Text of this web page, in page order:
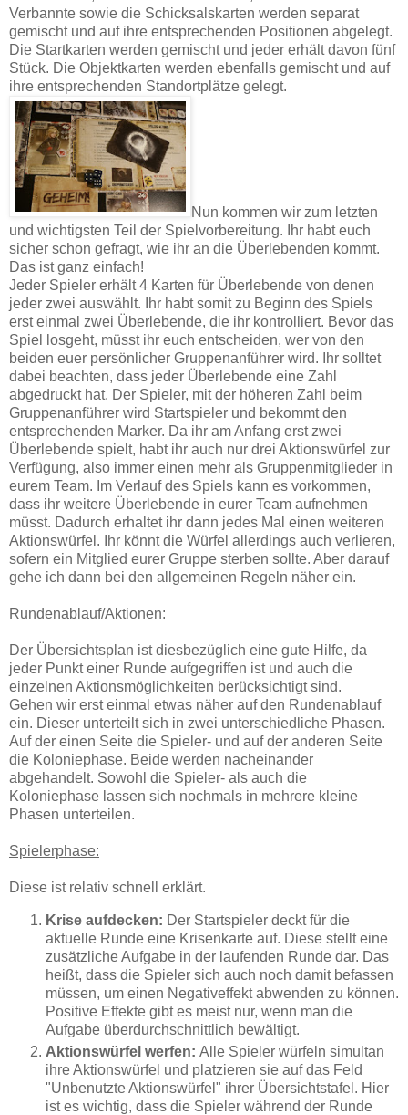
Verbannte sowie die Schicksalskarten werden separat
gemischt und auf ihre entsprechenden Positionen abgelegt.
Die Startkarten werden gemischt und jeder erhält davon fünf
Stück. Die Objektkarten werden ebenfalls gemischt und auf
ihre entsprechenden Standortplätze gelegt.
Nun kommen wir zum letzten
und wichtigsten Teil der Spielvorbereitung. Ihr habt euch
sicher schon gefragt, wie ihr an die Überlebenden kommt.
Das ist ganz einfach!
Jeder Spieler erhält 4 Karten für Überlebende von denen
jeder zwei auswählt. Ihr habt somit zu Beginn des Spiels
erst einmal zwei Überlebende, die ihr kontrolliert. Bevor das
Spiel losgeht, müsst ihr euch entscheiden, wer von den
beiden euer persönlicher Gruppenanführer wird. Ihr solltet
dabei beachten, dass jeder Überlebende eine Zahl
abgedruckt hat. Der Spieler, mit der höheren Zahl beim
Gruppenanführer wird Startspieler und bekommt den
entsprechenden Marker. Da ihr am Anfang erst zwei
Überlebende spielt, habt ihr auch nur drei Aktionswürfel zur
Verfügung, also immer einen mehr als Gruppenmitglieder in
eurem Team. Im Verlauf des Spiels kann es vorkommen,
dass ihr weitere Überlebende in eurer Team aufnehmen
müsst. Dadurch erhaltet ihr dann jedes Mal einen weiteren
Aktionswürfel. Ihr könnt die Würfel allerdings auch verlieren,
sofern ein Mitglied eurer Gruppe sterben sollte. Aber darauf
gehe ich dann bei den allgemeinen Regeln näher ein.
Rundenablauf/Aktionen:
Der Übersichtsplan ist diesbezüglich eine gute Hilfe, da
jeder Punkt einer Runde aufgegriffen ist und auch die
einzelnen Aktionsmöglichkeiten berücksichtigt sind.
Gehen wir erst einmal etwas näher auf den Rundenablauf
ein. Dieser unterteilt sich in zwei unterschiedliche Phasen.
Auf der einen Seite die Spieler- und auf der anderen Seite
die Koloniephase. Beide werden nacheinander
abgehandelt. Sowohl die Spieler- als auch die
Koloniephase lassen sich nochmals in mehrere kleine
Phasen unterteilen.
Spielerphase:
Diese ist relativ schnell erklärt.
Krise aufdecken: Der Startspieler deckt für die
aktuelle Runde eine Krisenkarte auf. Diese stellt eine
zusätzliche Aufgabe in der laufenden Runde dar. Das
heißt, dass die Spieler sich auch noch damit befassen
müssen, um einen Negativeffekt abwenden zu können.
Positive Effekte gibt es meist nur, wenn man die
Aufgabe überdurchschnittlich bewältigt.
Aktionswürfel werfen: Alle Spieler würfeln simultan
ihre Aktionswürfel und platzieren sie auf das Feld
"Unbenutzte Aktionswürfel" ihrer Übersichtstafel. Hier
ist es wichtig, dass die Spieler während der Runde